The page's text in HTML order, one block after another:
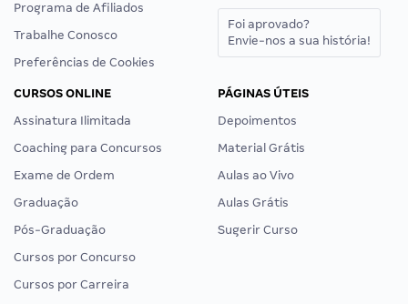
Programa de Afiliados
Trabalhe Conosco
Preferências de Cookies
Foi aprovado?
Envie-nos a sua história!
CURSOS ONLINE
Assinatura Ilimitada
Coaching para Concursos
Exame de Ordem
Graduação
Pós-Graduação
Cursos por Concurso
Cursos por Carreira
PÁGINAS ÚTEIS
Depoimentos
Material Grátis
Aulas ao Vivo
Aulas Grátis
Sugerir Curso